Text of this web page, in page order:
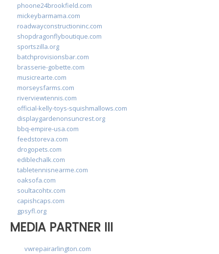
phoone24brookfield.com
mickeybarmama.com
roadwayconstructioninc.com
shopdragonflyboutique.com
sportszilla.org
batchprovisionsbar.com
brasserie-gobette.com
musicrearte.com
morseysfarms.com
riverviewtennis.com
official-kelly-toys-squishmallows.com
displaygardenonsuncrest.org
bbq-empire-usa.com
feedstoreva.com
drogopets.com
ediblechalk.com
tabletennisnearme.com
oaksofa.com
soultacohtx.com
capishcaps.com
gpsyfl.org
MEDIA PARTNER III
vwrepairarlington.com